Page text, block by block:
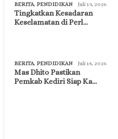
BERITA, PENDIDIKAN Juli 19, 2026
Tingkatkan Kesadaran
Keselamatan di Perl…
BERITA, PENDIDIKAN Juli 14, 2026
Mas Dhito Pastikan
Pemkab Kediri Siap Ka…